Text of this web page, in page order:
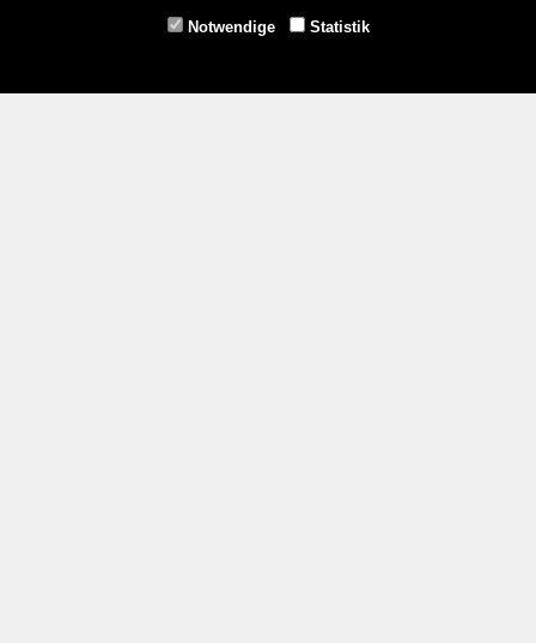
E-Mail: schrems@spazierer.at
Notwendige Statistik